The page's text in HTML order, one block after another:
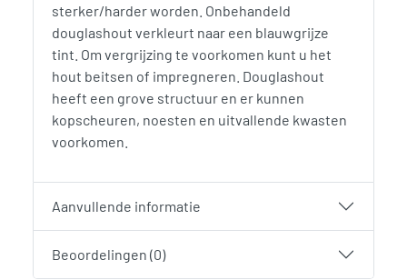
sterker/harder worden. Onbehandeld
douglashout verkleurt naar een blauwgrijze
tint. Om vergrijzing te voorkomen kunt u het
hout beitsen of impregneren. Douglashout
heeft een grove structuur en er kunnen
kopscheuren, noesten en uitvallende kwasten
voorkomen.
Aanvullende informatie
Beoordelingen (0)